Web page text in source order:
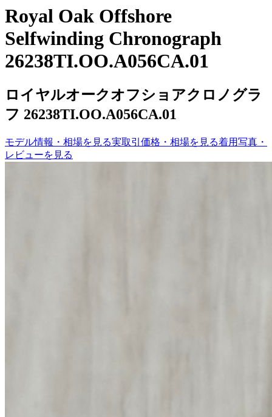
Royal Oak Offshore
Selfwinding Chronograph
26238TI.OO.A056CA.01
ロイヤルオークオフショアクロノグラ
フ 26238TI.OO.A056CA.01
モデル情報・相場を見る実取引価格・相場を見る着用写真・
レビューを見る